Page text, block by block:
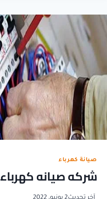
صيانة كهرباء
شركه صيانه